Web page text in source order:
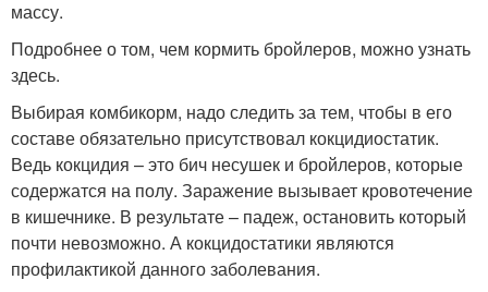
массу.
Подробнее о том, чем кормить бройлеров, можно узнать
здесь.
Выбирая комбикорм, надо следить за тем, чтобы в его
составе обязательно присутствовал кокцидиостатик.
Ведь кокцидия – это бич несушек и бройлеров, которые
содержатся на полу. Заражение вызывает кровотечение
в кишечнике. В результате – падеж, остановить который
почти невозможно. А кокцидостатики являются
профилактикой данного заболевания.